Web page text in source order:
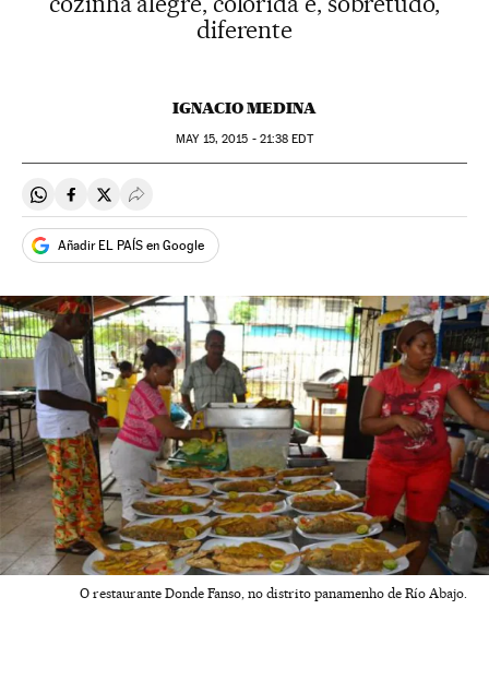
diferente
IGNACIO MEDINA
MAY15, 2015 - 21:38 EDT
Compartir en Whatsapp
Compartir en Facebook
Compartir en Twitter
Desplegar Redes Sociales
Añadir EL PAÍS en Google
O restaurante Donde Fanso, no distrito panamenho de Río Abajo.